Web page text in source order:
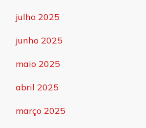
julho 2025
junho 2025
maio 2025
abril 2025
março 2025